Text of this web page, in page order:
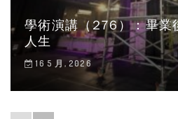
學術演講（276）：畢業
人生
16 5 月, 2026